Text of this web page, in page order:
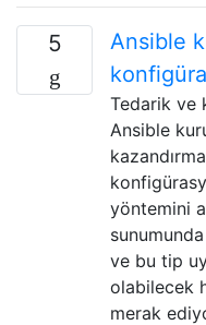
5
Ansible
Tedarik ve
Ansible
yöntemini
ve bu tip
olabilecek
merak